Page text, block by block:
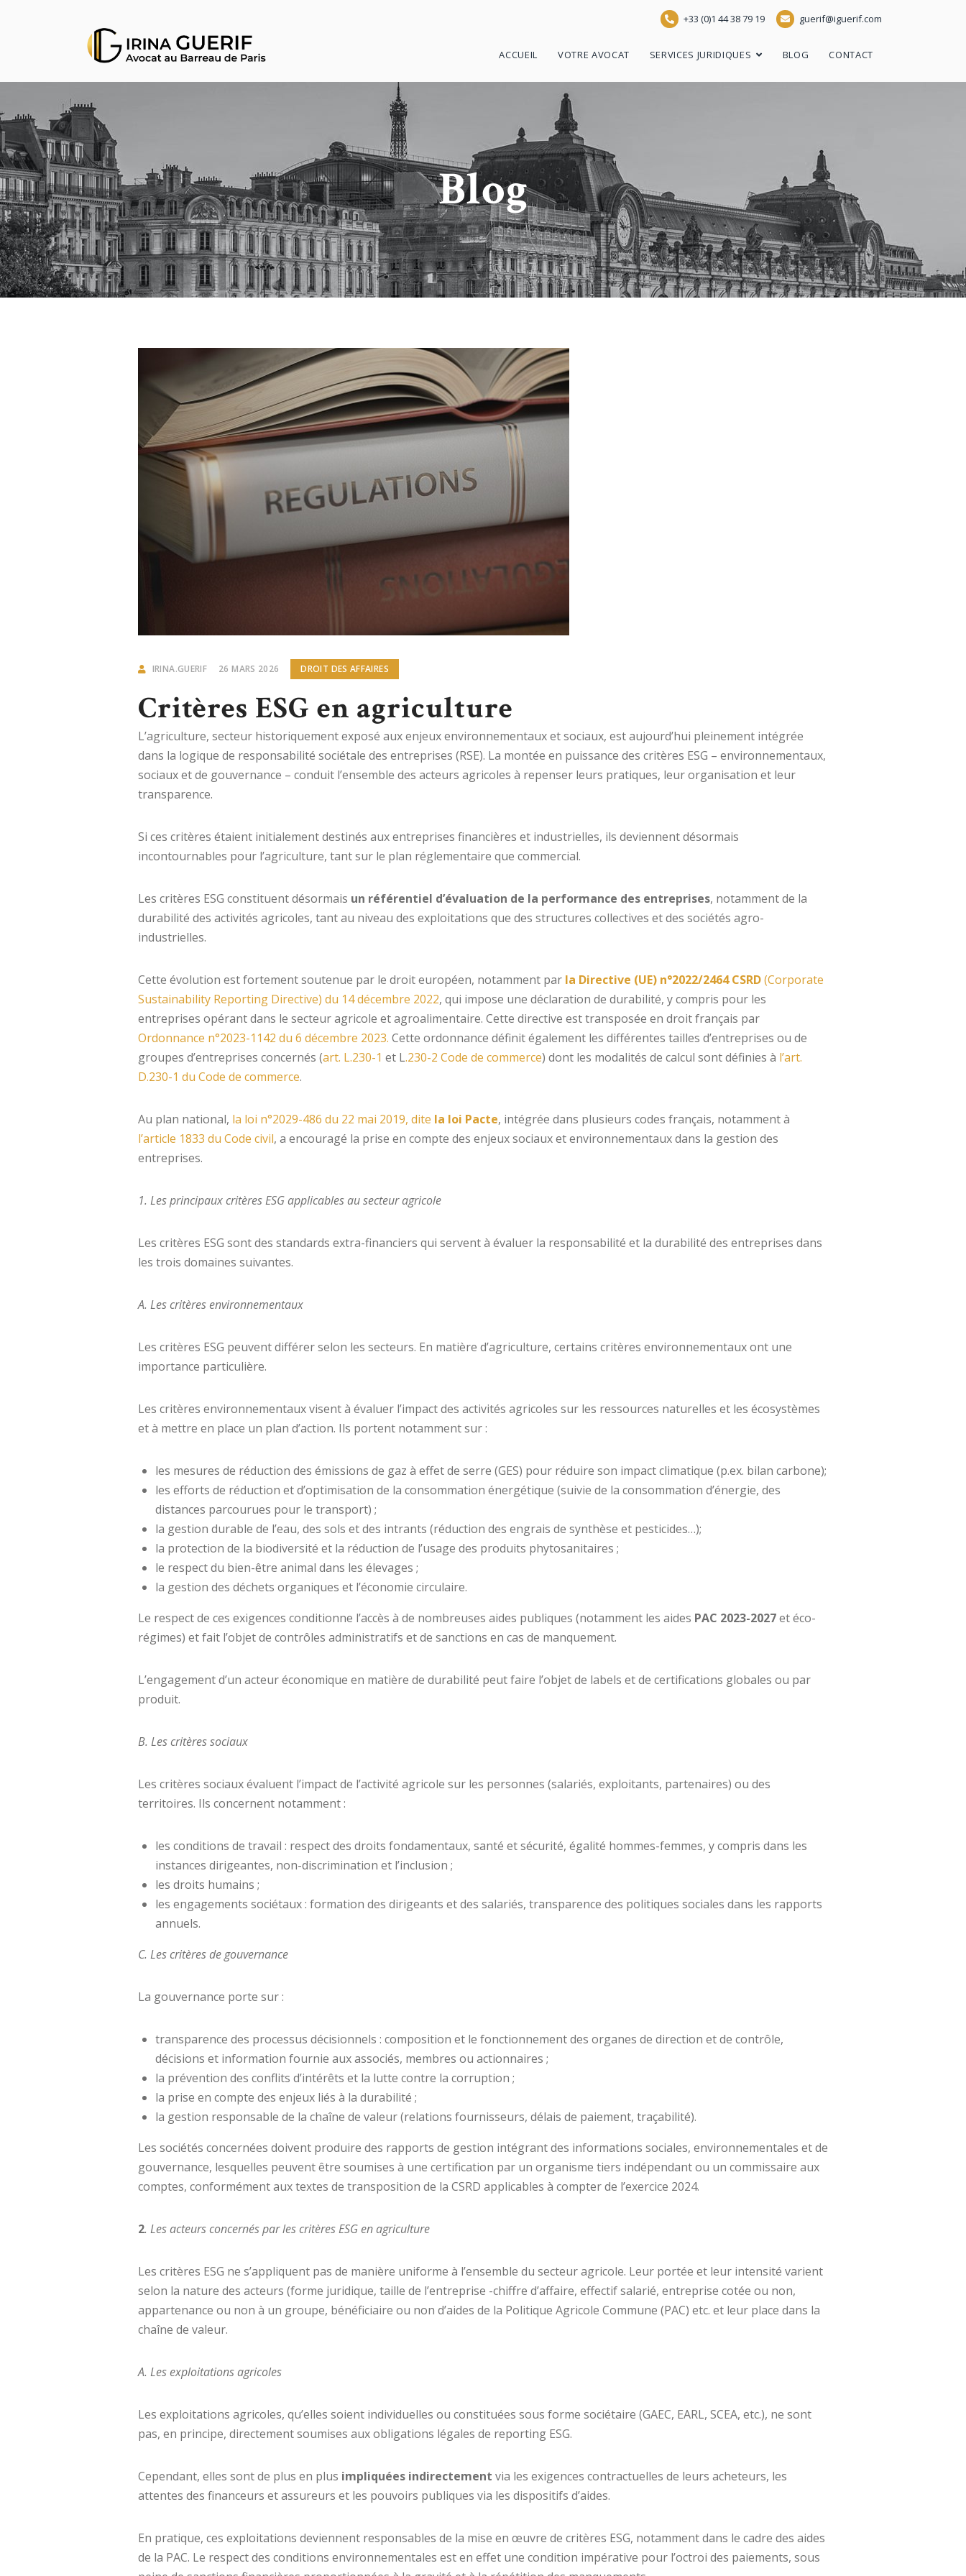
+33 (0)1 44 38 79 19 guerif@iguerif.com
ACCUEIL VOTRE AVOCAT SERVICES JURIDIQUES BLOG CONTACT
Blog
IRINA.GUERIF 26 MARS 2026 DROIT DES AFFAIRES
Critères ESG en agriculture
L’agriculture, secteur historiquement exposé aux enjeux environnementaux et sociaux, est aujourd’hui pleinement intégrée
dans la logique de responsabilité sociétale des entreprises (RSE). La montée en puissance des critères ESG – environnementaux,
sociaux et de gouvernance – conduit l’ensemble des acteurs agricoles à repenser leurs pratiques, leur organisation et leur
transparence.
Si ces critères étaient initialement destinés aux entreprises financières et industrielles, ils deviennent désormais
incontournables pour l’agriculture, tant sur le plan réglementaire que commercial.
Les critères ESG constituent désormais un référentiel d’évaluation de la performance des entreprises, notamment de la
durabilité des activités agricoles, tant au niveau des exploitations que des structures collectives et des sociétés agro-
industrielles.
Cette évolution est fortement soutenue par le droit européen, notamment par la Directive (UE) n°2022/2464 CSRD(Corporate
Sustainability Reporting Directive) du 14 décembre 2022, qui impose une déclaration de durabilité, y compris pour les
entreprises opérant dans le secteur agricole et agroalimentaire. Cette directive est transposée en droit français par
Ordonnance n°2023-1142 du 6 décembre 2023. Cette ordonnance définit également les différentes tailles d’entreprises ou de
groupes d’entreprises concernés (art. L.230-1 et L.230-2 Code de commerce) dont les modalités de calcul sont définies à l’art.
D.230-1 du Code de commerce.
Au plan national, la loi n°2029-486 du 22 mai 2019, dite la loi Pacte, intégrée dans plusieurs codes français, notamment à
l’article 1833 du Code civil, a encouragé la prise en compte des enjeux sociaux et environnementaux dans la gestion des
entreprises.
1. Les principaux critères ESG applicables au secteur agricole
Les critères ESG sont des standards extra-financiers qui servent à évaluer la responsabilité et la durabilité des entreprises dans
les trois domaines suivantes.
A. Les critères environnementaux
Les critères ESG peuvent différer selon les secteurs. En matière d’agriculture, certains critères environnementaux ont une
importance particulière.
Les critères environnementaux visent à évaluer l’impact des activités agricoles sur les ressources naturelles et les écosystèmes
et à mettre en place un plan d’action. Ils portent notamment sur :
les mesures de réduction des émissions de gaz à effet de serre (GES) pour réduire son impact climatique (p.ex. bilan carbone);
les efforts de réduction et d’optimisation de la consommation énergétique (suivie de la consommation d’énergie, des
distances parcourues pour le transport) ;
la gestion durable de l’eau, des sols et des intrants (réduction des engrais de synthèse et pesticides…);
la protection de la biodiversité et la réduction de l’usage des produits phytosanitaires ;
le respect du bien-être animal dans les élevages ;
la gestion des déchets organiques et l’économie circulaire.
Le respect de ces exigences conditionne l’accès à de nombreuses aides publiques (notamment les aides PAC 2023-2027et éco-
régimes) et fait l’objet de contrôles administratifs et de sanctions en cas de manquement.
L’engagement d’un acteur économique en matière de durabilité peut faire l’objet de labels et de certifications globales ou par
produit.
B. Les critères sociaux
Les critères sociaux évaluent l’impact de l’activité agricole sur les personnes (salariés, exploitants, partenaires) ou des
territoires. Ils concernent notamment :
les conditions de travail : respect des droits fondamentaux, santé et sécurité, égalité hommes-femmes, y compris dans les
instances dirigeantes, non-discrimination et l’inclusion ;
les droits humains ;
les engagements sociétaux : formation des dirigeants et des salariés, transparence des politiques sociales dans les rapports
annuels.
C. Les critères de gouvernance
La gouvernance porte sur :
transparence des processus décisionnels : composition et le fonctionnement des organes de direction et de contrôle,
décisions et information fournie aux associés, membres ou actionnaires ;
la prévention des conflits d’intérêts et la lutte contre la corruption ;
la prise en compte des enjeux liés à la durabilité ;
la gestion responsable de la chaîne de valeur (relations fournisseurs, délais de paiement, traçabilité).
Les sociétés concernées doivent produire des rapports de gestion intégrant des informations sociales, environnementales et de
gouvernance, lesquelles peuvent être soumises à une certification par un organisme tiers indépendant ou un commissaire aux
comptes, conformément aux textes de transposition de la CSRD applicables à compter de l’exercice 2024.
2. Les acteurs concernés par les critères ESG en agriculture
Les critères ESG ne s’appliquent pas de manière uniforme à l’ensemble du secteur agricole. Leur portée et leur intensité varient
selon la nature des acteurs (forme juridique, taille de l’entreprise -chiffre d’affaire, effectif salarié, entreprise cotée ou non,
appartenance ou non à un groupe, bénéficiaire ou non d’aides de la Politique Agricole Commune (PAC) etc. et leur place dans la
chaîne de valeur.
A. Les exploitations agricoles
Les exploitations agricoles, qu’elles soient individuelles ou constituées sous forme sociétaire (GAEC, EARL, SCEA, etc.), ne sont
pas, en principe, directement soumises aux obligations légales de reporting ESG.
Cependant, elles sont de plus en plus impliquées indirectement via les exigences contractuelles de leurs acheteurs, les
attentes des financeurs et assureurs et les pouvoirs publiques via les dispositifs d’aides.
En pratique, ces exploitations deviennent responsables de la mise en œuvre de critères ESG, notamment dans le cadre des aides
de la PAC. Le respect des conditions environnementales est en effet une condition impérative pour l’octroi des paiements, sous